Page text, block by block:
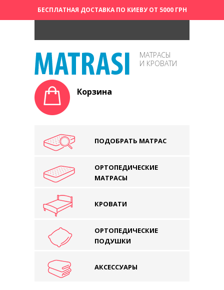
БЕСПЛАТНАЯ ДОСТАВКА ПО КИЕВУ ОТ 5000 ГРН
МАТРАСЫ
И КРОВАТИ
Корзина
ПОДОБРАТЬ МАТРАС
ОРТОПЕДИЧЕСКИЕ
МАТРАСЫ
КРОВАТИ
ОРТОПЕДИЧЕСКИЕ
ПОДУШКИ
АКСЕССУАРЫ